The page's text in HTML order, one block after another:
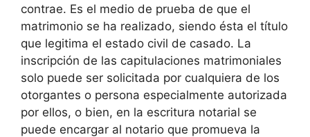
contrae. Es el medio de prueba de que el
matrimonio se ha realizado, siendo ésta el título
que legitima el estado civil de casado. La
inscripción de las capitulaciones matrimoniales
solo puede ser solicitada por cualquiera de los
otorgantes o persona especialmente autorizada
por ellos, o bien, en la escritura notarial se
puede encargar al notario que promueva la